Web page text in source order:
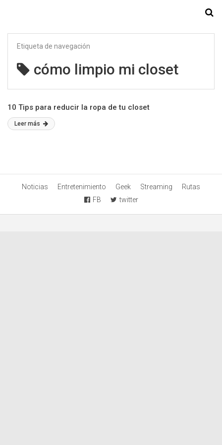
Etiqueta de navegación
cómo limpio mi closet
10 Tips para reducir la ropa de tu closet
Leer más
Noticias Entretenimiento Geek Streaming
Rutas
FB
twitter